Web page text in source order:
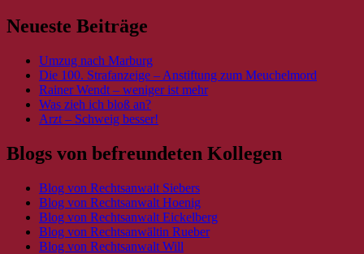
Neueste Beiträge
Umzug nach Marburg
Die 100. Strafanzeige – Anstiftung zum Meuchelmord
Rainer Wendt – weniger ist mehr
Was zieh ich bloß an?
Arzt – Schweig besser!
Blogs von befreundeten Kollegen
Blog von Rechtsanwalt Siebers
Blog von Rechtsanwalt Hoenig
Blog von Rechtsanwalt Eickelberg
Blog von Rechtsanwältin Rueber
Blog von Rechtsanwalt Will